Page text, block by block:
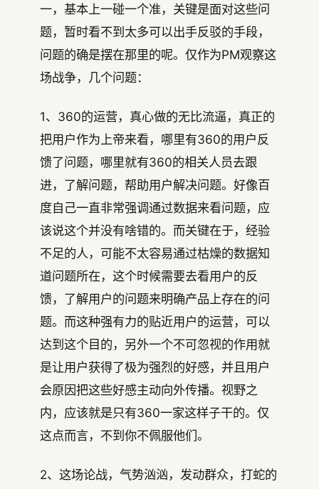
一，基本上一碰一个准，关键是面对这些问
题，暂时看不到太多可以出手反驳的手段，
问题的确是摆在那里的呢。仅作为PM观察这
场战争，几个问题：
1、360的运营，真心做的无比流逼，真正的
把用户作为上帝来看，哪里有360的用户反
馈了问题，哪里就有360的相关人员去跟
进，了解问题，帮助用户解决问题。好像百
度自己一直非常强调通过数据来看问题，应
该说这个并没有啥错的。而关键在于，经验
不足的人，可能不太容易通过枯燥的数据知
道问题所在，这个时候需要去看用户的反
馈，了解用户的问题来明确产品上存在的问
题。而这种强有力的贴近用户的运营，可以
达到这个目的，另外一个不可忽视的作用就
是让用户获得了极为强烈的好感，并且用户
会原因把这些好感主动向外传播。视野之
内，应该就是只有360一家这样子干的。仅
这点而言，不到你不佩服他们。
2、这场论战，气势汹汹，发动群众，打蛇的